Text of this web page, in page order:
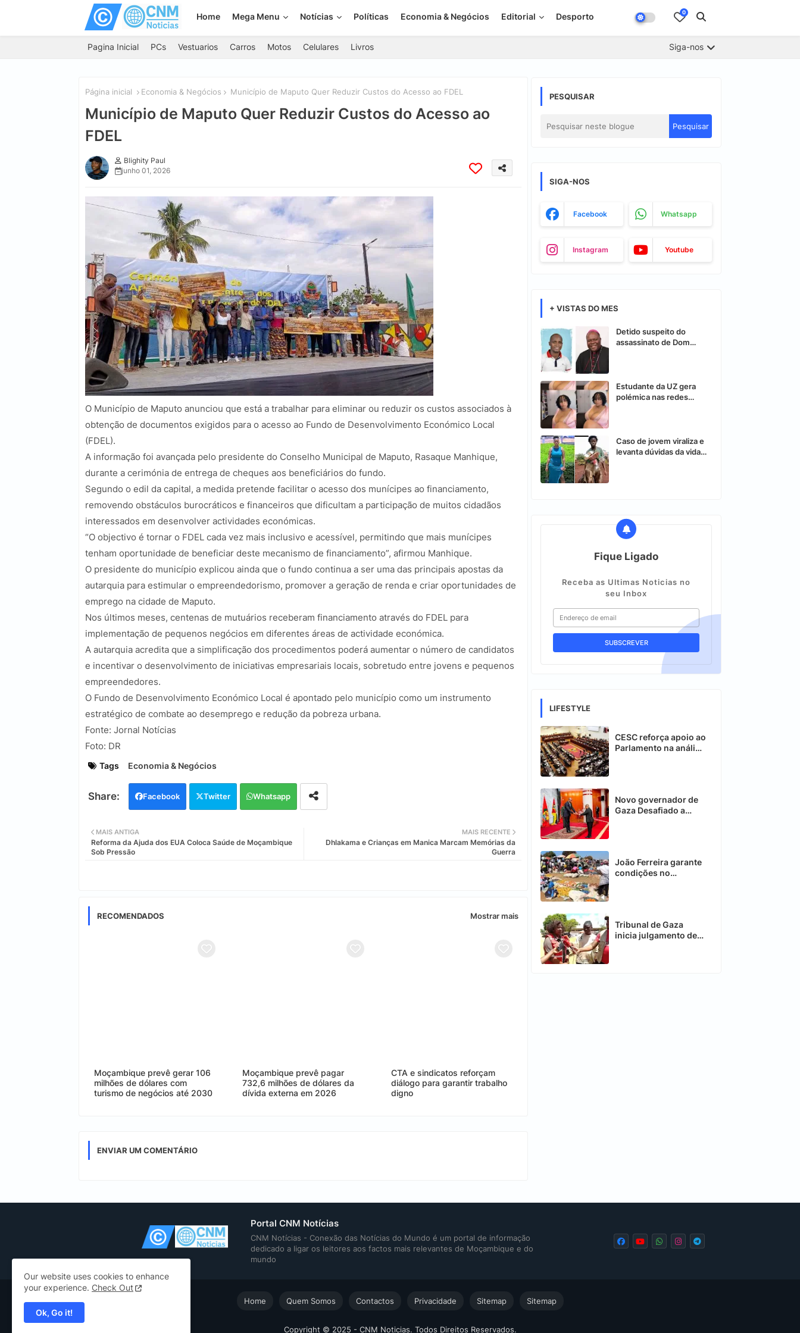
Home Mega Menu Notícias Políticas Economia & Negócios Editorial Desporto 0
Pagina Inicial PCs Vestuarios Carros Motos Celulares Livros Siga-nos
Página inicial Economia & Negócios Município de Maputo Quer Reduzir Custos do Acesso ao FDEL
Município de Maputo Quer Reduzir Custos do Acesso ao
FDEL
Blighity Paul
junho 01, 2026
O Município de Maputo anunciou que está a trabalhar para eliminar ou reduzir os custos associados à
obtenção de documentos exigidos para o acesso ao Fundo de Desenvolvimento Económico Local
(FDEL).
A informação foi avançada pelo presidente do Conselho Municipal de Maputo, Rasaque Manhique,
durante a cerimónia de entrega de cheques aos beneficiários do fundo.
Segundo o edil da capital, a medida pretende facilitar o acesso dos munícipes ao financiamento,
removendo obstáculos burocráticos e financeiros que dificultam a participação de muitos cidadãos
interessados em desenvolver actividades económicas.
“O objectivo é tornar o FDEL cada vez mais inclusivo e acessível, permitindo que mais munícipes
tenham oportunidade de beneficiar deste mecanismo de financiamento”, afirmou Manhique.
O presidente do município explicou ainda que o fundo continua a ser uma das principais apostas da
autarquia para estimular o empreendedorismo, promover a geração de renda e criar oportunidades de
emprego na cidade de Maputo.
Nos últimos meses, centenas de mutuários receberam financiamento através do FDEL para
implementação de pequenos negócios em diferentes áreas de actividade económica.
A autarquia acredita que a simplificação dos procedimentos poderá aumentar o número de candidatos
e incentivar o desenvolvimento de iniciativas empresariais locais, sobretudo entre jovens e pequenos
empreendedores.
O Fundo de Desenvolvimento Económico Local é apontado pelo município como um instrumento
estratégico de combate ao desemprego e redução da pobreza urbana.
Fonte: Jornal Notícias
Foto: DR
Tags Economia & Negócios
Facebook Twitter Whatsapp
MAIS RECENTE
Dhlakama e Crianças em Manica Marcam Memórias da
Guerra
MAIS ANTIGA
Reforma da Ajuda dos EUA Coloca Saúde de Moçambique
Sob Pressão
RECOMENDADOS Mostrar mais
Moçambique prevê gerar 106
milhões de dólares com
turismo de negócios até 2030
Moçambique prevê pagar
732,6 milhões de dólares da
dívida externa em 2026
CTA e sindicatos reforçam
diálogo para garantir trabalho
digno
ENVIAR UM COMENTÁRIO
PESQUISAR
SIGA-NOS
Facebook Whatsapp
Instagram Youtube
+ VISTAS DO MES
Detido suspeito do
assassinato de Dom
Estudante da UZ gera
polémica nas redes
Caso de jovem viraliza e
levanta dúvidas da vida
Fique Ligado
Receba as Ultimas Noticias no
seu Inbox
LIFESTYLE
CESC reforça apoio ao
Parlamento na análise
Novo governador de
Gaza Desafiado a
João Ferreira garante
condições no
Tribunal de Gaza
inicia julgamento de
Portal CNM Notícias
CNM Notícias - Conexão das Notícias do Mundo é um portal de informação
dedicado a ligar os leitores aos factos mais relevantes de Moçambique e do
mundo
Copyright © 2025 - CNM Noticias. Todos Direitos Reservados.
Home Quem Somos Contactos Privacidade Sitemap Sitemap
Our website uses cookies to enhance
your experience. Check Out
Ok, Go it!